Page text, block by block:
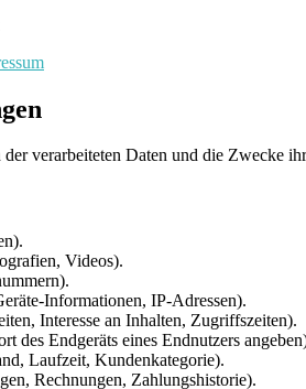
verarbeiteten Daten und die Zwecke
Videos).
Informationen, IP-Adressen).
Interesse an Inhalten, Zugriffszeiten).
des Endgeräts eines Endnutzers
Laufzeit, Kundenkategorie).
Rechnungen, Zahlungshistorie).